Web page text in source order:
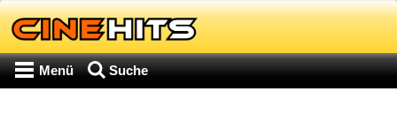
Menü Suche